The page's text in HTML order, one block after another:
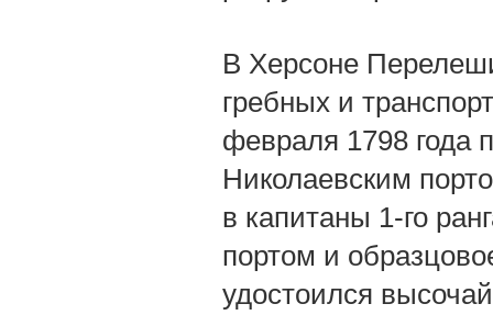
В Херсоне
гребных и
февраля 1798 года
Николаевским
в капитаны 1-го
портом и
удостоился